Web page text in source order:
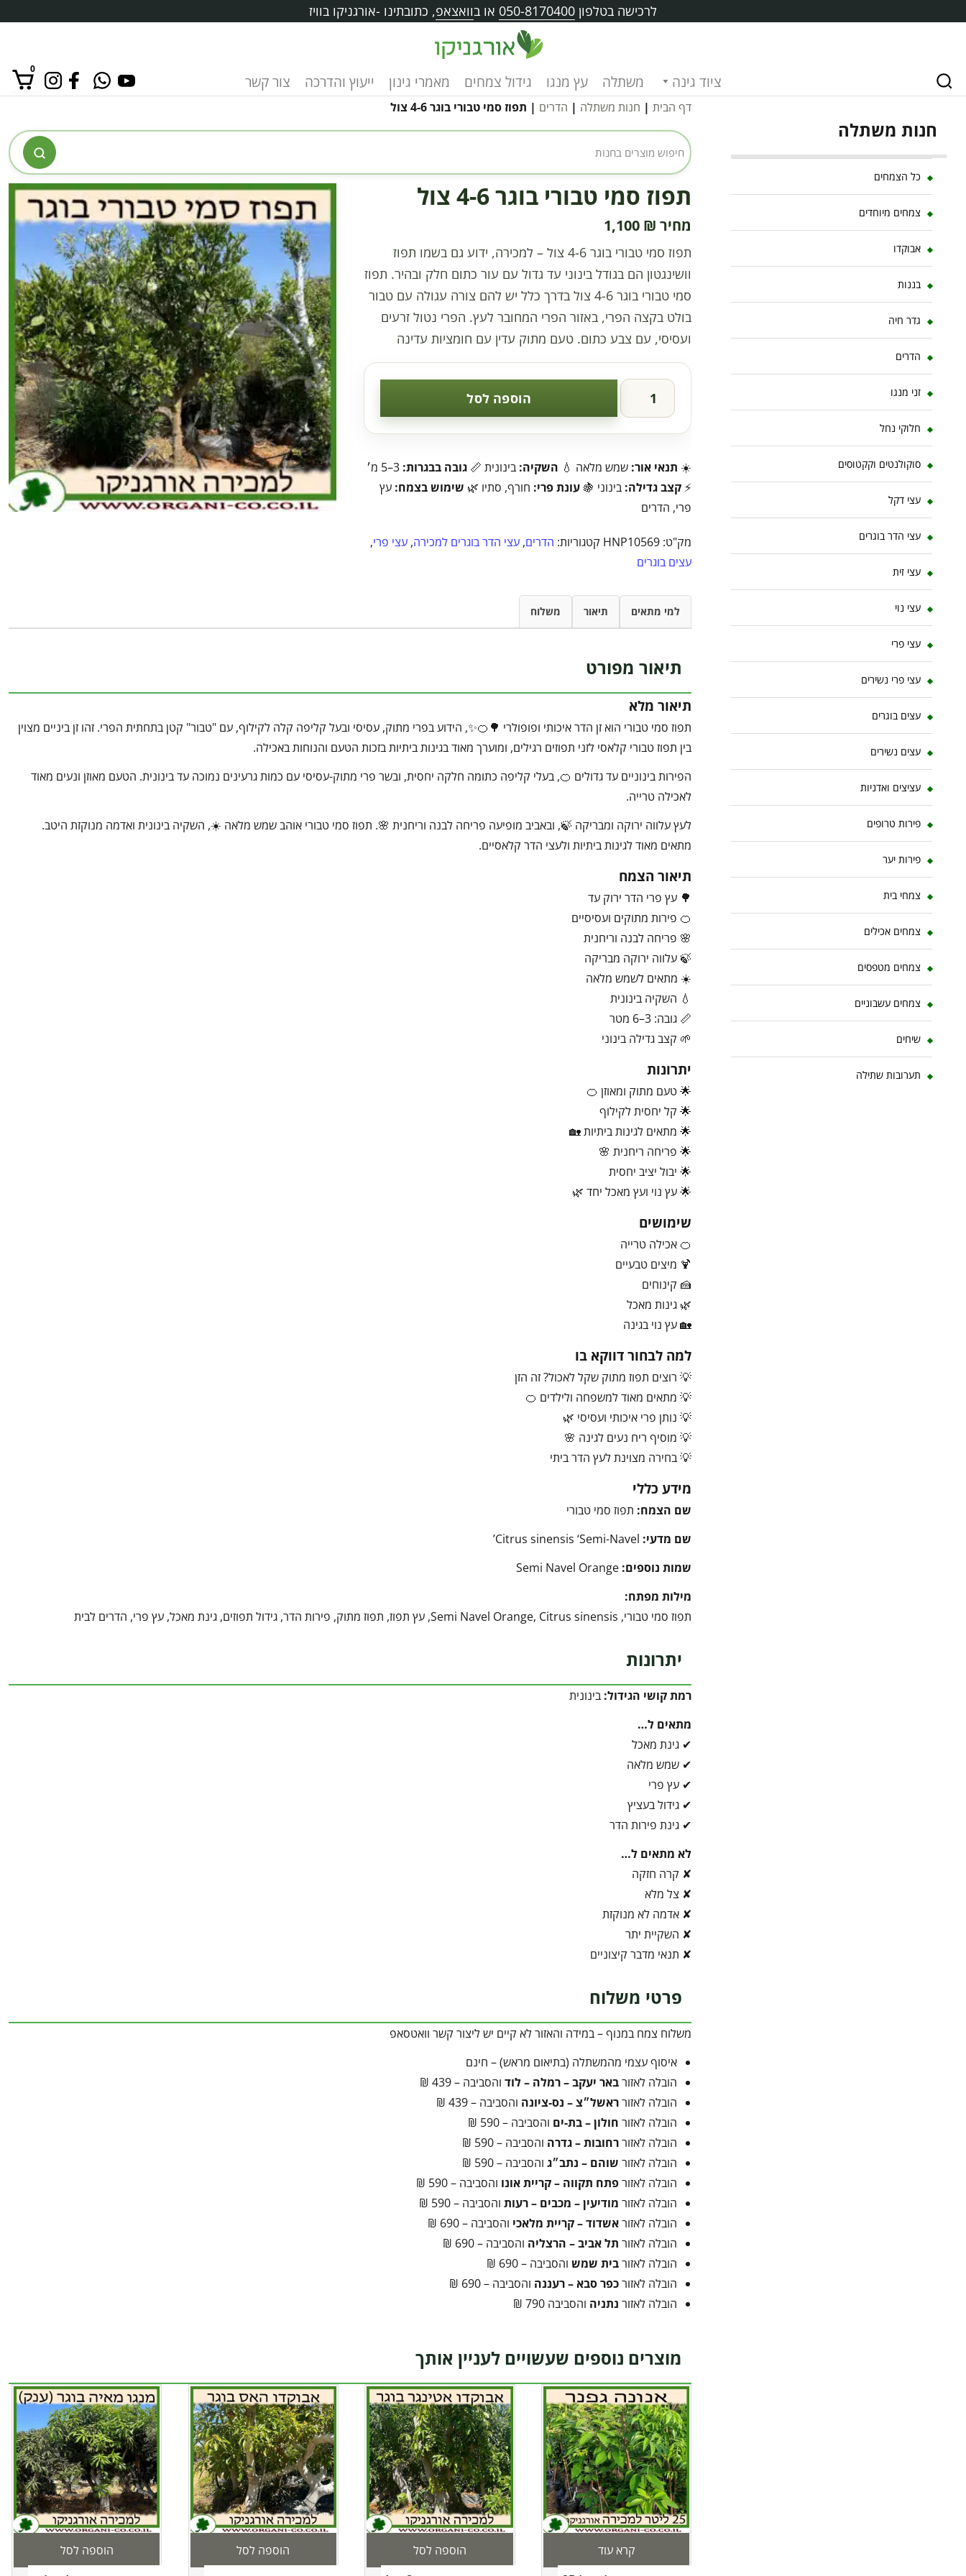
לרכישה בטלפון 050-8170400 או בוואצאפ, כתובתינו -אורגניקו בוויז
ציוד גינה משתלה עץ מנגו גידול צמחים מאמרי גינון ייעוץ והדרכה צור קשר
0
דף הבית| חנות משתלה | הדרים | תפוז סמי טבורי בוגר 4-6 צול
תפוז סמי טבורי בוגר 4-6 צול
1,100 ₪
תפוז סמי טבורי בוגר 4-6 צול – למכירה, ידוע גם בשמו תפוז
וושינגטון הם בגודל בינוני עד גדול עם עור כתום חלק ובהיר. תפוז
סמי טבורי בוגר 4-6 צול בדרך כלל יש להם צורה עגולה עם טבור
בולט בקצה הפרי, באזור הפרי המחובר לעץ. הפרי נטול זרעים
ועסיסי, עם צבע כתום. טעם מתוק עדין עם חומציות עדינה
כמות
של
תפוז
סמי
בוגר
הוספה לסל
☀️ תנאי אור: שמש מלאה 💧 השקיה: בינונית 📏 גובה בבגרות:
3–5 מ׳
⚡ קצב גדילה: בינוני 🍇 עונת פרי: חורף, סתיו 🌿 שימוש בצמח: עץ
פרי, הדרים
מק"ט: HNP10569 קטגוריות: הדרים, עצי הדר בוגרים למכירה, עצי פרי,
עצים בוגרים
למי מתאים תיאור משלוח
תיאור מפורט
תיאור מלא
תפוז סמי טבורי הוא זן הדר איכותי ופופולרי 🌳🍊✨, הידוע בפרי מתוק, עסיסי ובעל קליפה קלה לקילוף, עם "טבור" קטן בתחתית הפרי. זהו זן ביניים מצוין
בין תפוז טבורי קלאסי לזני תפוזים רגילים, ומוערך מאוד בגינות ביתיות בזכות הטעם והנוחות באכילה.
הפירות בינוניים עד גדולים 🍊, בעלי קליפה כתומה חלקה יחסית, ובשר פרי מתוק-עסיסי עם כמות גרעינים נמוכה עד בינונית. הטעם מאוזן ונעים מאוד
לאכילה טרייה.
לעץ עלווה ירוקה ומבריקה 🍃, ובאביב מופיעה פריחה לבנה וריחנית 🌸. תפוז סמי טבורי אוהב שמש מלאה ☀️, השקיה בינונית ואדמה מנוקזת היטב.
מתאים מאוד לגינות ביתיות ולעצי הדר קלאסיים.
תיאור הצמח
🌳 עץ פרי הדר ירוק עד
🍊 פירות מתוקים ועסיסיים
🌸 פריחה לבנה וריחנית
🍃 עלווה ירוקה מבריקה
☀️ מתאים לשמש מלאה
💧 השקיה בינונית
📏 גובה: 3–6 מטר
🌱 קצב גדילה בינוני
יתרונות
🌟 טעם מתוק ומאוזן 🍊
🌟 קל יחסית לקילוף
🌟 מתאים לגינות ביתיות 🏡
🌟 פריחה ריחנית 🌸
🌟 יבול יציב יחסית
🌟 עץ נוי ועץ מאכל יחד 🌿
שימושים
🍊 אכילה טרייה
🍹 מיצים טבעיים
🍰 קינוחים
🌿 גינות מאכל
🏡 עץ נוי בגינה
למה לבחור דווקא בו
💡 רוצים תפוז מתוק שקל לאכול? זה הזן
💡 מתאים מאוד למשפחה ולילדים 🍊
💡 נותן פרי איכותי ועסיסי 🌿
💡 מוסיף ריח נעים לגינה 🌸
💡 בחירה מצוינת לעץ הדר ביתי
מידע כללי
שם הצמח: תפוז סמי טבורי
שם מדעי:
שמות נוספים:
מילות מפתח:
תפוז סמי טבורי, Semi Navel Orange, Citrus sinensis, עץ תפוז, תפוז מתוק, פירות הדר, גידול תפוזים, גינת מאכל, עץ פרי, הדרים לבית
יתרונות
רמת קושי הגידול: בינונית
מתאים ל…
✔ גינת מאכל
✔ שמש מלאה
✔ עץ פרי
✔ גידול בעציץ
✔ גינת פירות הדר
לא מתאים ל…
✘ קרה חזקה
✘ צל מלא
✘ אדמה לא מנוקזת
✘ השקיית יתר
✘ תנאי מדבר קיצוניים
פרטי משלוח
משלוח צמח במנוף – במידה והאזור לא קיים יש ליצור קשר וואטסאפ
איסוף עצמי מהמשתלה (בתיאום מראש) – חינם
הובלה לאזורבאר יעקב – רמלה – לוד והסביבה – 439 ₪
הובלה לאזורראשל״צ – נס-ציונה והסביבה – 439 ₪
הובלה לאזור חולון – בת-ים והסביבה – 590 ₪
הובלה לאזוררחובות – גדרה והסביבה – 590 ₪
הובלה לאזור שוהם – נתב״גוהסביבה – 590 ₪
הובלה לאזורפתח תקווה – קריית אונו והסביבה – 590 ₪
הובלה לאזור מודיעין – מכבים – רעותוהסביבה – 590 ₪
הובלה לאזוראשדוד – קריית מלאכי והסביבה – 690 ₪
הובלה לאזור תל אביב – הרצליה והסביבה – 690 ₪
הובלה לאזורבית שמשוהסביבה – 690 ₪
הובלה לאזורכפר סבא – רעננה והסביבה – 690 ₪
הובלה לאזור נתניה והסביבה 790 ₪
מוצרים נוספים שעשויים לעניין אותך
קרא עוד
הוספה לסל
הוספה לסל
הוספה לסל
חנות משתלה
כל הצמחים
צמחים מיוחדים
אבוקדו
בננות
גדר חיה
הדרים
זני מנגו
חלוקי נחל
סוקולנטים וקקטוסים
עצי דקל
עצי הדר בוגרים
עצי זית
עצי נוי
עצי פרי
עצי פרי נשירים
עצים בוגרים
עצים נשירים
עציצים ואדניות
פירות טרופים
פירות יער
צמחי בית
צמחים אכילים
צמחים מטפסים
צמחים עשבוניים
שיחים
תערובות שתילה